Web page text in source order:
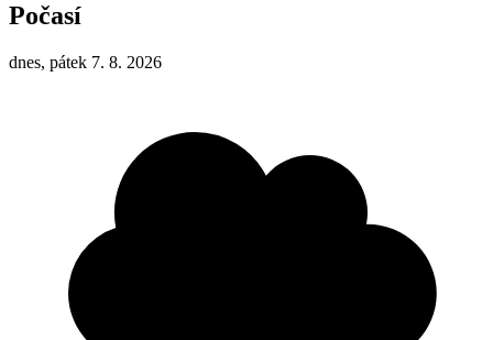
Počasí
dnes, pátek 7. 8. 2026